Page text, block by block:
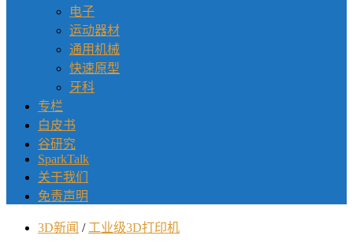
电子
运动器材
通用机械
快速原型
牙科
专栏
白皮书
谷研究
SparkTalk
关于我们
免责声明
3D新闻 / 工业级3D打印机